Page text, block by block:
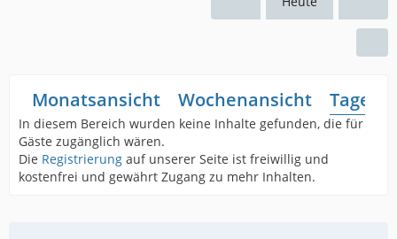
Monatsansicht Wochenansicht
In diesem Bereich wurden keine Inhalte gefunden, die für
Gäste zugänglich wären.
Die Registrierung auf unserer Seite ist freiwillig und
kostenfrei und gewährt Zugang zu mehr Inhalten.